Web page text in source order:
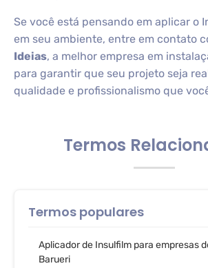
Se você está pensando em aplicar o
em seu ambiente, entre em contato
Ideias, a melhor empresa em
para garantir que seu projeto seja
qualidade e profissionalismo que
Termos
Termos populares
Aplicador de Insulfilm para empresas
Barueri